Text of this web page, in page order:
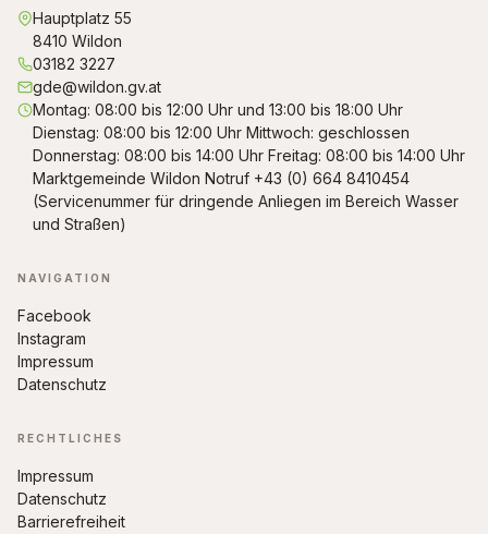
Hauptplatz 55
8410 Wildon
03182 3227
gde@wildon.gv.at
Montag: 08:00 bis 12:00 Uhr und 13:00 bis 18:00 Uhr
Dienstag: 08:00 bis 12:00 Uhr Mittwoch: geschlossen
Donnerstag: 08:00 bis 14:00 Uhr Freitag: 08:00 bis 14:00 Uhr
Marktgemeinde Wildon Notruf +43 (0) 664 8410454
(Servicenummer für dringende Anliegen im Bereich Wasser
und Straßen)
NAVIGATION
Facebook
Instagram
Impressum
Datenschutz
RECHTLICHES
Impressum
Datenschutz
Barrierefreiheit